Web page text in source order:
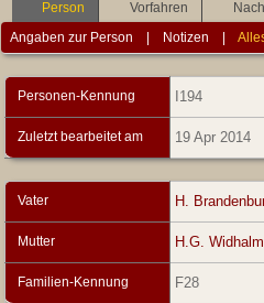
Person Vorfahren
Angaben zur Person
Notizen |
Personen-Kennung I194
Zuletzt bearbeitet am 19 Apr 2014
Vater H.
Mutter H.G. Widhalm
Familien-Kennung F28